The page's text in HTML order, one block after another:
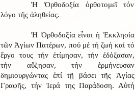
Ἡ Ὀρθοδοξία ὀρθοτομεῖ τόν
λόγο τῆς ἀληθείας.
Ἡ Ὀρθοδοξία εἶναι ἡ Ἐκκλησία
τῶν Ἁγίων Πατέρων, πού μέ τή ζωή καί τό
ἔργο τους τήν ἐτίμησαν, τήν ἐδόξασαν,
τήν αὔξησαν, τήν ἑρμήνευσαν
δημιουργώντας ἐπί τῇ βάσει τῆς Ἁγίας
Γραφῆς, τήν Ἱερά της Παράδοση. Αὐτή